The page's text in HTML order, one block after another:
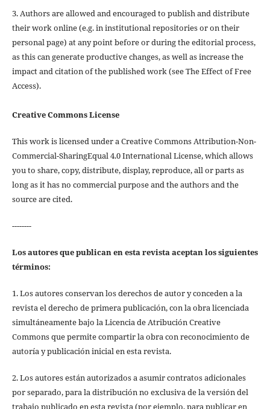
3. Authors are allowed and encouraged to publish and distribute
their work online (e.g. in institutional repositories or on their
personal page) at any point before or during the editorial process,
as this can generate productive changes, as well as increase the
impact and citation of the published work (see The Effect of Free
Access).
Creative Commons License
This work is licensed under a Creative Commons Attribution-Non-
Commercial-SharingEqual 4.0 International License, which allows
you to share, copy, distribute, display, reproduce, all or parts as
long as it has no commercial purpose and the authors and the
source are cited.
--------
Los autores que publican en esta revista aceptan los siguientes
términos:
1. Los autores conservan los derechos de autor y conceden a la
revista el derecho de primera publicación, con la obra licenciada
simultáneamente bajo la Licencia de Atribución Creative
Commons que permite compartir la obra con reconocimiento de
autoría y publicación inicial en esta revista.
2. Los autores están autorizados a asumir contratos adicionales
por separado, para la distribución no exclusiva de la versión del
trabajo publicado en esta revista (por ejemplo, para publicar en